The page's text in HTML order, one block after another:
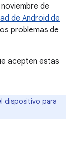
de
de Android de
problemas de
acepten estas
dispositivo para